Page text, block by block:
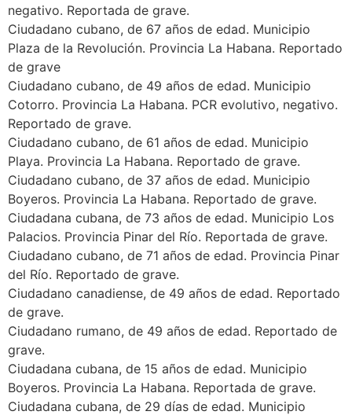
negativo. Reportada de grave.
Ciudadano cubano, de 67 años de edad. Municipio
Plaza de la Revolución. Provincia La Habana. Reportado
de grave
Ciudadano cubano, de 49 años de edad. Municipio
Cotorro. Provincia La Habana. PCR evolutivo, negativo.
Reportado de grave.
Ciudadano cubano, de 61 años de edad. Municipio
Playa. Provincia La Habana. Reportado de grave.
Ciudadano cubano, de 37 años de edad. Municipio
Boyeros. Provincia La Habana. Reportado de grave.
Ciudadana cubana, de 73 años de edad. Municipio Los
Palacios. Provincia Pinar del Río. Reportada de grave.
Ciudadano cubano, de 71 años de edad. Provincia Pinar
del Río. Reportado de grave.
Ciudadano canadiense, de 49 años de edad. Reportado
de grave.
Ciudadano rumano, de 49 años de edad. Reportado de
grave.
Ciudadana cubana, de 15 años de edad. Municipio
Boyeros. Provincia La Habana. Reportada de grave.
Ciudadana cubana, de 29 días de edad. Municipio